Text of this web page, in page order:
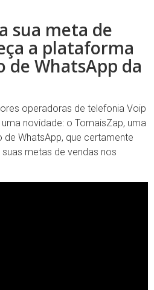
sua meta de
a plataforma
de WhatsApp da
operadoras de telefonia Voip
novidade: o TomaisZap, uma
WhatsApp, que certamente
metas de vendas nos